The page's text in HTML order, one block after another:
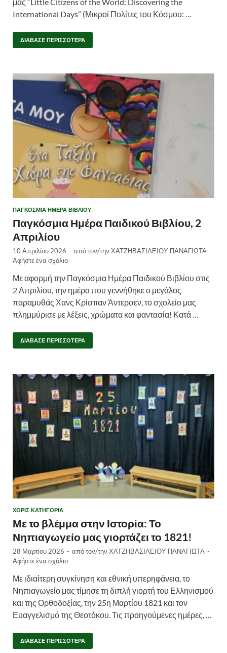
International Days” (Μικροί Πολίτες του Κόσμου: …
ΔΙΆΒΑΣΕ ΠΕΡΙΣΣΌΤΕΡΑ
ΠΑΓΚΌΣΜΙΑ ΗΜΈΡΑ ΒΙΒΛΊΟΥ
Παγκόσμια Ημέρα Παιδικού Βιβλίου, 2
Απριλίου
10 Απριλίου 2026 - από τον/την ΧΑΤΖΗΒΑΣΙΛΕΙΟΥ ΠΑΝΑΓΙΩΤΑ -
Αφήστε ένα σχόλιο
Με αφορμή την Παγκόσμια Ημέρα Παιδικού Βιβλίου στις
2 Απριλίου, την ημέρα που γεννήθηκε ο μεγάλος
παραμυθάς Χανς Κρίστιαν Άντερσεν, το σχολείο μας
πλημμύρισε με λέξεις, χρώματα και φαντασία! Κατά …
ΔΙΆΒΑΣΕ ΠΕΡΙΣΣΌΤΕΡΑ
ΧΩΡΊΣ ΚΑΤΗΓΟΡΊΑ
Με το βλέμμα στην Ιστορία: Το
Νηπιαγωγείο μας γιορτάζει το 1821!
28 Μαρτίου 2026 - από τον/την ΧΑΤΖΗΒΑΣΙΛΕΙΟΥ ΠΑΝΑΓΙΩΤΑ -
Αφήστε ένα σχόλιο
Με ιδιαίτερη συγκίνηση και εθνική υπερηφάνεια, το
Νηπιαγωγείο μας τίμησε τη διπλή γιορτή του Ελληνισμού
και της Ορθοδοξίας, την 25η Μαρτίου 1821 και τον
Ευαγγελισμό της Θεοτόκου. Τις προηγούμενες ημέρες, …
ΔΙΆΒΑΣΕ ΠΕΡΙΣΣΌΤΕΡΑ